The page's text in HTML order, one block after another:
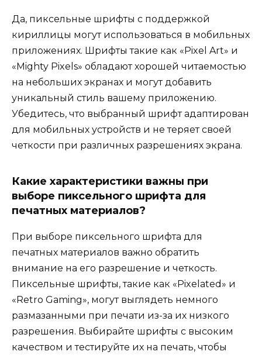
Да, пиксельные шрифты с поддержкой
кириллицы могут использоваться в мобильных
приложениях. Шрифты такие как «Pixel Art» и
«Mighty Pixels» обладают хорошей читаемостью
на небольших экранах и могут добавить
уникальный стиль вашему приложению.
Убедитесь, что выбранный шрифт адаптирован
для мобильных устройств и не теряет своей
четкости при различных разрешениях экрана.
Какие характеристики важны при
выборе пиксельного шрифта для
печатных материалов?
При выборе пиксельного шрифта для
печатных материалов важно обратить
внимание на его разрешение и четкость.
Пиксельные шрифты, такие как «Pixelated» и
«Retro Gaming», могут выглядеть немного
размазанными при печати из-за их низкого
разрешения. Выбирайте шрифты с высоким
качеством и тестируйте их на печать, чтобы